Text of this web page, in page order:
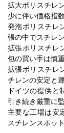
拡大ポリスチレ
少に伴い価格指
発泡ポリスチレ
張の中でスチレ
拡張ポリスチレ
包の買い手は慎
拡張ポリスチレ
チレンの安定と
ドイツの提供と
引き続き厳重に
主要な工場は安
スチレンスポッ